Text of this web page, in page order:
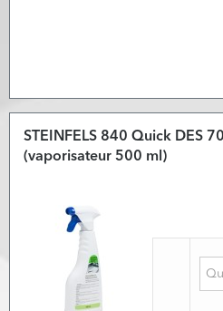
STEINFELS 840 Quick DES
(vaporisateur 500 ml)